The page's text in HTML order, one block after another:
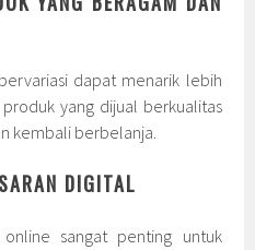
dapat menarik lebih
yang dijual berkualitas
kembali berbelanja.
DIGITAL
sangat penting untuk